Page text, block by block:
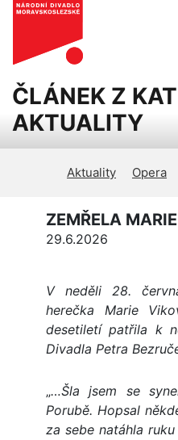
ČLÁNEK Z
AKTUALITY
Aktuality Opera
ZEMŘELA
29.6.2026
V neděli 28.
herečka Marie
desetiletí patřila k
Divadla Petra
„…Šla jsem se
Porubě. Hopsal
za sebe natáhla